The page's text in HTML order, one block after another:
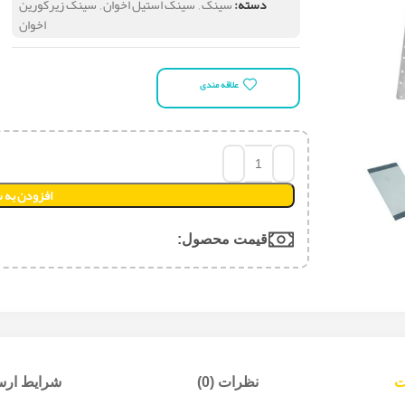
اخوان
علاقه مندی
افزودن
قیمت محصول:​
نظرات (0) شرایط